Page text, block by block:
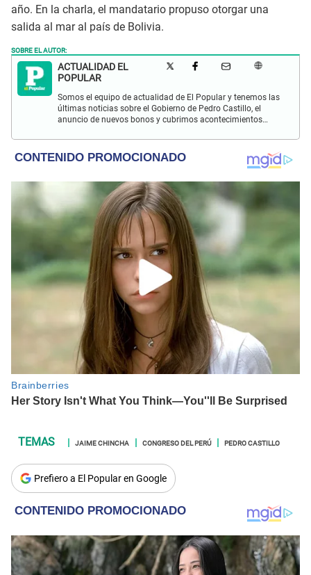
año. En la charla, el mandatario propuso otorgar una
salida al mar al país de Bolivia.
SOBRE EL AUTOR:
ACTUALIDAD EL
POPULAR
Somos el equipo de actualidad de El Popular y tenemos las
últimas noticias sobre el Gobierno de Pedro Castillo, el
anuncio de nuevos bonos y cubrimos acontecimientos
JAIME CHINCHA CONGRESO DEL PERÚ PEDRO CASTILLO
Prefiero a El Popular en Google